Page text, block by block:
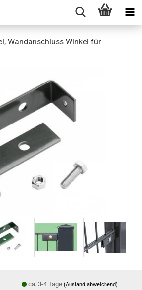
Wandanschluss Winkel für
ca. 3-4 Tage(Ausland abweichend)